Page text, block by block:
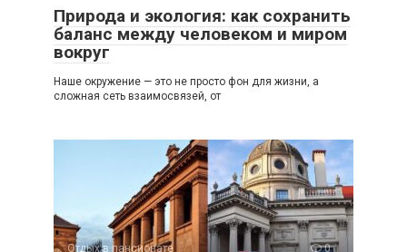
Природа и экология: как сохранить
баланс между человеком и миром
вокруг
Наше окружение — это не просто фон для жизни, а
сложная сеть взаимосвязей, от
Отдых в пансионате 0